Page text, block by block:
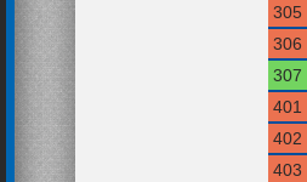
305
306
307
401
402
403